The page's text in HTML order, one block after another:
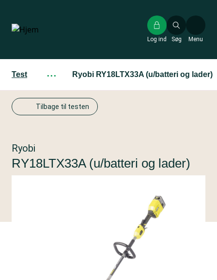
hovedindhold
Søg
Log ind Menu
Test ··· Ryobi RY18LTX33A (u/batteri og lader)
Tilbage til testen
Ryobi
RY18LTX33A (u/batteri og lader)